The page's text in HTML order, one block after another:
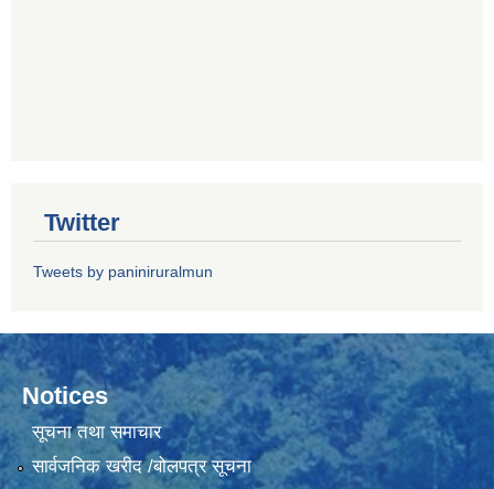
Twitter
Tweets by paniniruralmun
Notices
सूचना तथा समाचार
सार्वजनिक खरीद /बोलपत्र सूचना